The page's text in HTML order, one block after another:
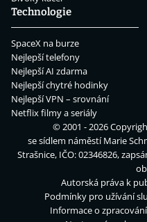
Technologie
SpaceX na burze
Nejlepší telefony
Nejlepší AI zdarma
Nejlepší chytré hodinky
Nejlepší VPN – srovnání
Netflix filmy a seriály
© 2001 - 2026
se sídlem náměstí Marie
Strašnice, IČO: 02346826,
Autorská práva k
Podmínky pro užívání
Informace o